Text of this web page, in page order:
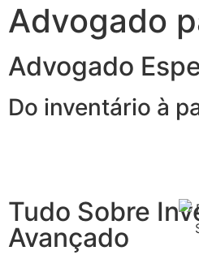
Advogado
Advogado
Do inventário à
Tudo Sobre
Avançado